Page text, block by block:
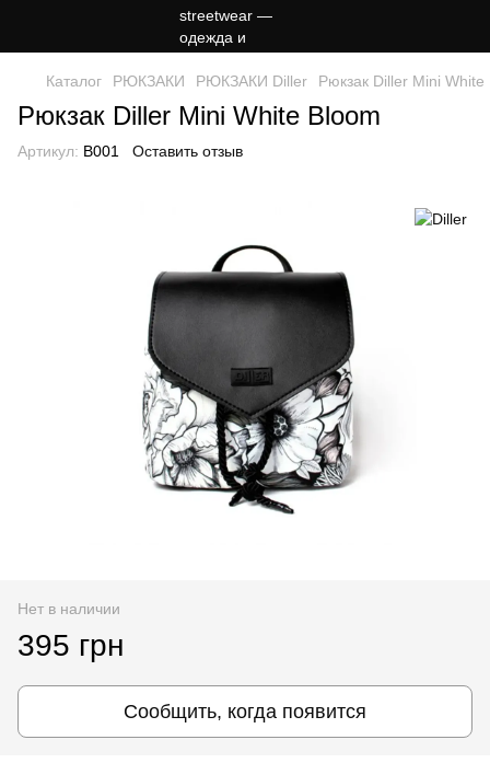
Каталог РЮКЗАКИ РЮКЗАКИ Diller Рюкзак Diller Mini White
Рюкзак Diller Mini White Bloom
Артикул: B001 Оставить отзыв
Нет в наличии
395 грн
Сообщить, когда появится